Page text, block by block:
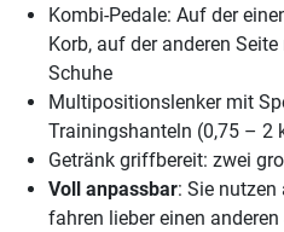
Kombi-Pedale: Auf der
Korb, auf der anderen
Schuhe
Multipositionslenker mit
Trainingshanteln (0,75 – 2
Getränk griffbereit: zwei
Voll anpassbar: Sie nutzen
fahren lieber einen